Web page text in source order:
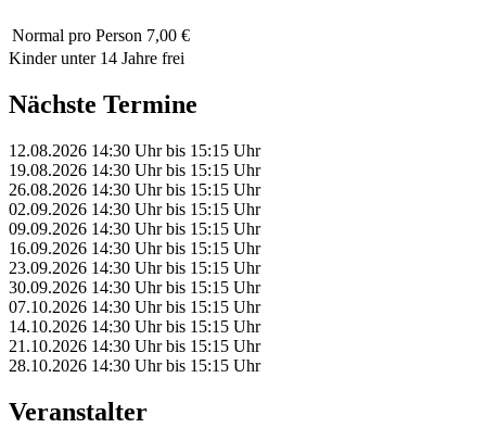
Normal pro Person 7,00 €
Kinder unter 14 Jahre frei
Nächste Termine
12.08.2026 14:30 Uhrbis 15:15 Uhr
19.08.2026 14:30 Uhrbis 15:15 Uhr
26.08.2026 14:30 Uhrbis 15:15 Uhr
02.09.2026 14:30 Uhrbis 15:15 Uhr
09.09.2026 14:30 Uhrbis 15:15 Uhr
16.09.2026 14:30 Uhrbis 15:15 Uhr
23.09.2026 14:30 Uhrbis 15:15 Uhr
30.09.2026 14:30 Uhrbis 15:15 Uhr
07.10.2026 14:30 Uhrbis 15:15 Uhr
14.10.2026 14:30 Uhrbis 15:15 Uhr
21.10.2026 14:30 Uhrbis 15:15 Uhr
28.10.2026 14:30 Uhrbis 15:15 Uhr
Veranstalter